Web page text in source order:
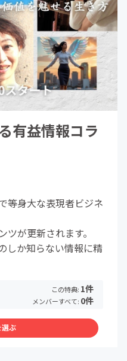
有益情報コラ
等身大な表現者ビジネ
が更新されます。
しか知らない情報に精
この特典: 1件
メンバーすべて: 0件
選ぶ